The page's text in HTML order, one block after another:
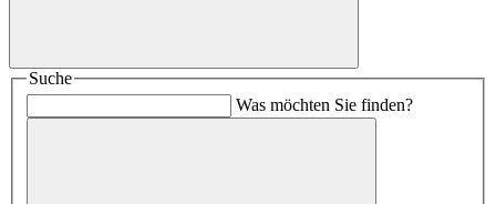
Suche
Was möchten Sie finden?